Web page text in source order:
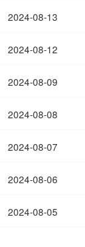
2024-08-13
2024-08-12
2024-08-09
2024-08-08
2024-08-07
2024-08-06
2024-08-05